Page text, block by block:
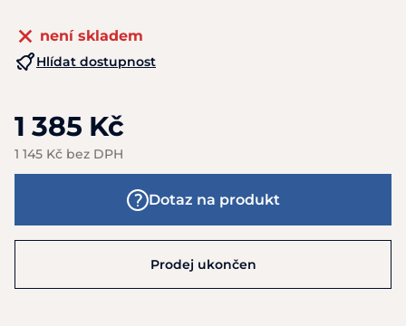
není skladem
Hlídat dostupnost
1 385 Kč
1 145 Kč bez DPH
Dotaz na produkt
Prodej ukončen